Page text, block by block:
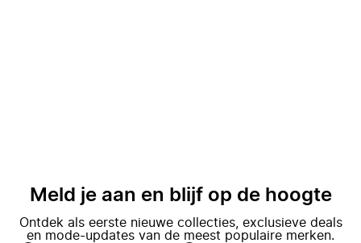
Meld je aan en blijf op de hoogte
Ontdek als eerste nieuwe collecties, exclusieve deals
en mode-updates van de meest populaire merken.